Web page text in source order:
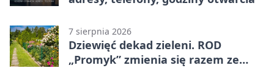
7 sierpnia 2026
Dziewięć dekad zieleni. ROD
„Promyk” zmienia się razem ze